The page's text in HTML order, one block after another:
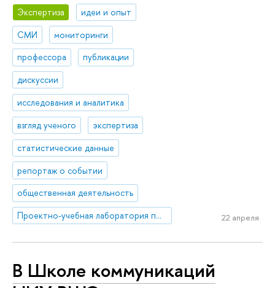
Экспертиза
идеи и опыт
СМИ
мониторинги
профессора
публикации
дискуссии
исследования и аналитика
взгляд ученого
экспертиза
статистические данные
репортаж о событии
общественная деятельность
Проектно-учебная лаборатория политических коммуникаций
22 апреля
В Школе коммуникаций